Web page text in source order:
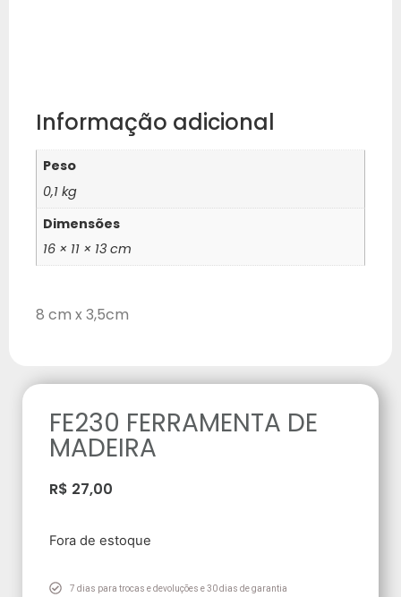
Informação adicional
Peso
0,1 kg
Dimensões
16 × 11 × 13 cm
8 cm x 3,5cm
FE230 FERRAMENTA DE
MADEIRA
R$ 27,00
Fora de estoque
7 dias para trocas e devoluções e 30 dias de garantia